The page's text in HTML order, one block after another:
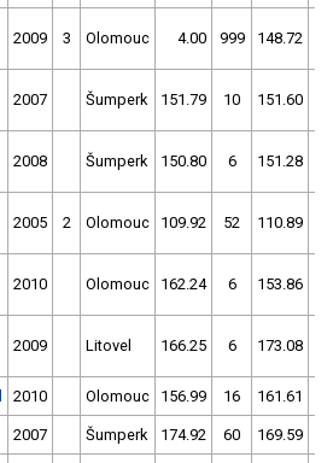
2009 3 Olomouc 4.00 999 148.72
2007 Šumperk 151.79 10 151.60
2008 Šumperk 150.80 6 151.28
2005 2 Olomouc 109.92 52 110.89
2010 Olomouc 162.24 6 153.86
2009 Litovel 166.25 6 173.08
2010 Olomouc 156.99 16 161.61
2007 Šumperk 174.92 60 169.59